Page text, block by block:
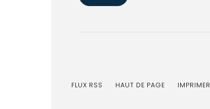
FLUX RSS HAUT DE PAGE IMPRIMER